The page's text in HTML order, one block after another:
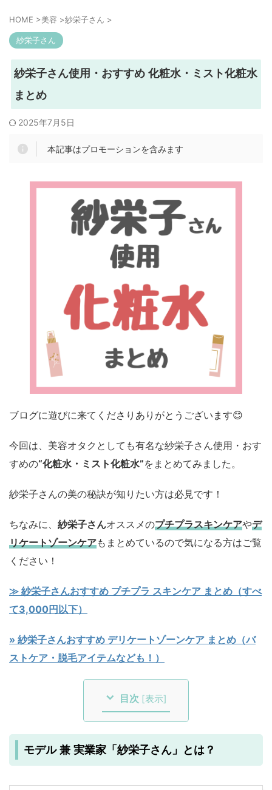
HOME >美容 >紗栄子さん >
紗栄子さん
紗栄子さん使用・おすすめ 化粧水・ミスト化粧水
まとめ
2025年7月5日
本記事はプロモーションを含みます
ブログに遊びに来てくださりありがとうございます😊
今回は、美容オタクとしても有名な紗栄子さん使用・おす
すめの“化粧水・ミスト化粧水”をまとめてみました。
紗栄子さんの美の秘訣が知りたい方は必見です！
ちなみに、 紗栄子さんオススメのプチプラスキンケアやデ
リケートゾーンケアもまとめているので気になる方はご覧
ください！
≫ 紗栄子さんおすすめ プチプラ スキンケア まとめ（すべ
て3,000円以下）
» 紗栄子さんおすすめ デリケートゾーンケア まとめ（バ
ストケア・脱毛アイテムなども！）
目次 [表示]
モデル 兼 実業家「紗栄子さん」とは？